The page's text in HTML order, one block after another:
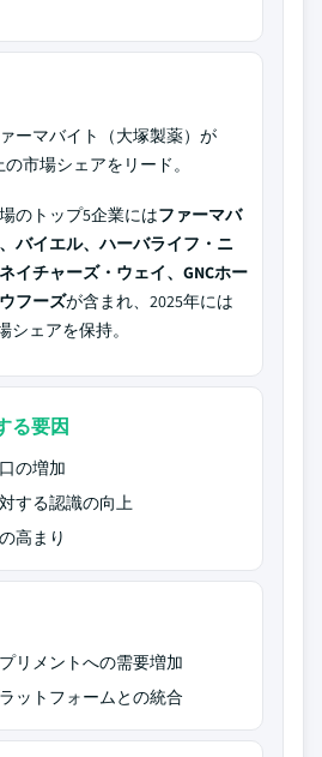
ーマバイト（大塚製薬）が
の市場シェアをリード。
のトップ5企業にはファーマバ
バイエル、ハーバライフ・ニ
イチャーズ・ウェイ、GNCホー
フーズが含まれ、2025年には
シェアを保持。
る要因
の増加
する認識の向上
高まり
リメントへの需要増加
ットフォームとの統合